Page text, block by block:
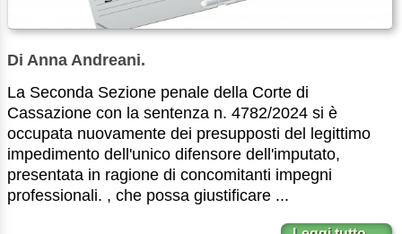
Di Anna Andreani.
La Seconda Sezione penale della Corte di
Cassazione con la sentenza n. 4782/2024 si è
occupata nuovamente dei presupposti del legittimo
impedimento dell'unico difensore dell'imputato,
presentata in ragione di concomitanti impegni
professionali. , che possa giustificare ...